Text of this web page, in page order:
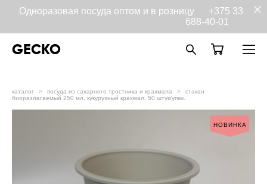
Одноразовая посуда оптом и в розницу +375 33
688-40-01
GECKO
каталог > посуда из сахарного тростника и крахмала >
стакан
биоразлагаемый 250 мл, кукурузный крахмал, 50 штук/упак.
НОВИНКА